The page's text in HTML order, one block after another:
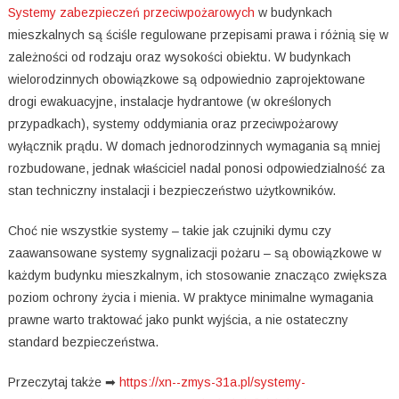
Systemy zabezpieczeń przeciwpożarowych w budynkach
mieszkalnych są ściśle regulowane przepisami prawa i różnią się w
zależności od rodzaju oraz wysokości obiektu. W budynkach
wielorodzinnych obowiązkowe są odpowiednio zaprojektowane
drogi ewakuacyjne, instalacje hydrantowe (w określonych
przypadkach), systemy oddymiania oraz przeciwpożarowy
wyłącznik prądu. W domach jednorodzinnych wymagania są mniej
rozbudowane, jednak właściciel nadal ponosi odpowiedzialność za
stan techniczny instalacji i bezpieczeństwo użytkowników.
Choć nie wszystkie systemy – takie jak czujniki dymu czy
zaawansowane systemy sygnalizacji pożaru – są obowiązkowe w
każdym budynku mieszkalnym, ich stosowanie znacząco zwiększa
poziom ochrony życia i mienia. W praktyce minimalne wymagania
prawne warto traktować jako punkt wyjścia, a nie ostateczny
standard bezpieczeństwa.
Przeczytaj także ➡ https://xn--zmys-31a.pl/systemy-